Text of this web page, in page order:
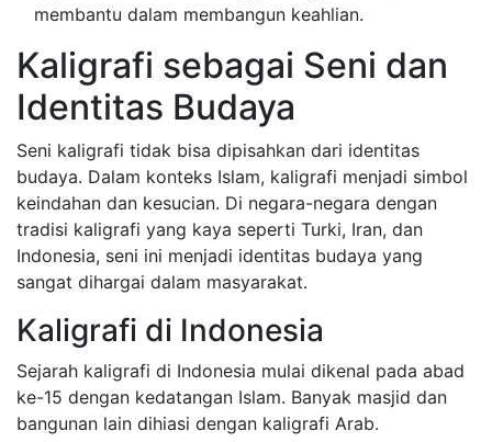
membantu dalam membangun keahlian.
Kaligrafi sebagai Seni dan
Identitas Budaya
Seni kaligrafi tidak bisa dipisahkan dari identitas
budaya. Dalam konteks Islam, kaligrafi menjadi simbol
keindahan dan kesucian. Di negara-negara dengan
tradisi kaligrafi yang kaya seperti Turki, Iran, dan
Indonesia, seni ini menjadi identitas budaya yang
sangat dihargai dalam masyarakat.
Kaligrafi di Indonesia
Sejarah kaligrafi di Indonesia mulai dikenal pada abad
ke-15 dengan kedatangan Islam. Banyak masjid dan
bangunan lain dihiasi dengan kaligrafi Arab.